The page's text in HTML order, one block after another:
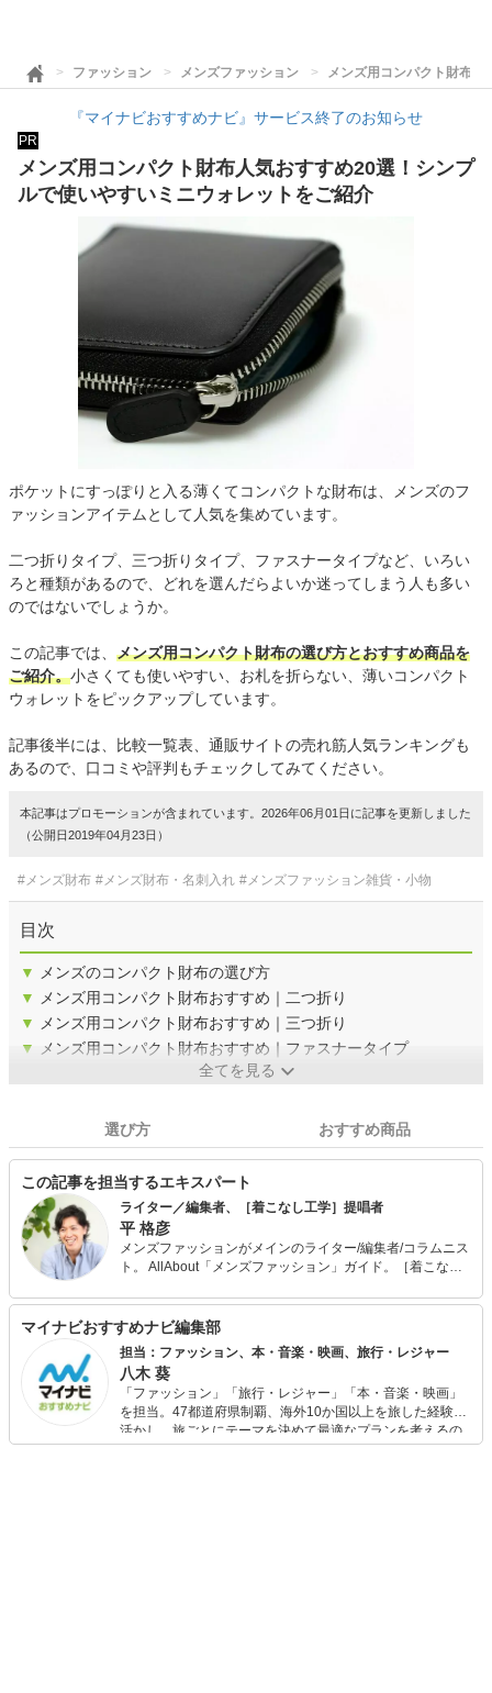
ファッション メンズファッション メンズ用コンパクト財布
『マイナビおすすめナビ』サービス終了のお知らせ
PR
メンズ用コンパクト財布人気おすすめ20選！シンプ
ルで使いやすいミニウォレットをご紹介
ポケットにすっぽりと入る薄くてコンパクトな財布は、メンズのフ
ァッションアイテムとして人気を集めています。
二つ折りタイプ、三つ折りタイプ、ファスナータイプなど、いろい
ろと種類があるので、どれを選んだらよいか迷ってしまう人も多い
のではないでしょうか。
この記事では、 メンズ用コンパクト財布の選び方とおすすめ商品を
ご紹介。小さくても使いやすい、お札を折らない、薄いコンパクト
ウォレットをピックアップしています。
記事後半には、比較一覧表、通販サイトの売れ筋人気ランキングも
あるので、口コミや評判もチェックしてみてください。
本記事はプロモーションが含まれています。2026年06月01日に記事を更新しました
（公開日2019年04月23日）
#メンズ財布 #メンズ財布・名刺入れ #メンズファッション雑貨・小物
目次
▼
メンズのコンパクト財布の選び方
▼
メンズ用コンパクト財布おすすめ｜二つ折り
▼
メンズ用コンパクト財布おすすめ｜三つ折り
▼
メンズ用コンパクト財布おすすめ｜ファスナータイプ
全てを見る
選び方 おすすめ商品
この記事を担当するエキスパート
ライター／編集者、［着こなし工学］提唱者
平 格彦
メンズファッションがメインのライター/編集者/コラムニス
ト。 AllAbout「メンズファッション」ガイド。［着こなし
ソムリエの資格も保有。 出版社から独立後、70ほどのメデ
ィアに関わり、客観的、横断的、俯瞰的なファッション分
析を得意とする。そんな視点を活かした［着こなし工学］
を構築中。 また、ライター向けのコミュニティを「DMMオ
ンラインサロン」で運営中。 最近の「マイナビおすすめナ
ビ」の記事においては、商品選びのアドバイスなど、監修
者として携わる。
マイナビおすすめナビ編集部
担当：ファッション、本・音楽・映画、旅行・レジャー
八木 葵
「ファッション」「旅行・レジャー」「本・音楽・映画」
を担当。47都道府県制覇、海外10か国以上を旅した経験を
活かし、旅ごとにテーマを決めて最適なプランを考えるの
が得意。また、アパレルショップでの販売経験もあり。誰